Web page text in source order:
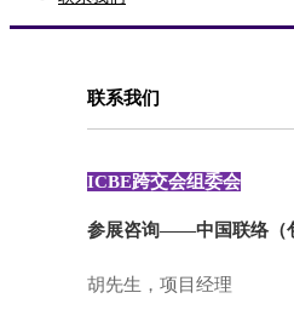
联系我们
ICBE跨交会组委会
参展咨询——中国联络（
胡先生，项目经理